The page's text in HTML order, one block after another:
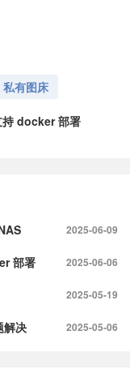
私有图床
docker 部署
2025-06-09
2025-06-06
部署
2025-05-19
2025-05-06
解决